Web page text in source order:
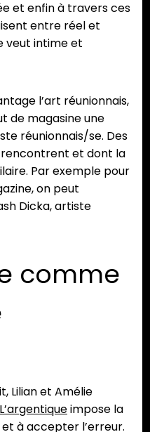
et enfin à travers ces
entre réel et
veut intime et
l’art réunionnais,
de magasine une
réunionnais/se. Des
rencontrent et dont la
Par exemple pour
on peut
Dicka, artiste
comme
Lilian et Amélie
L’argentiqueimpose la
à accepter l’erreur.